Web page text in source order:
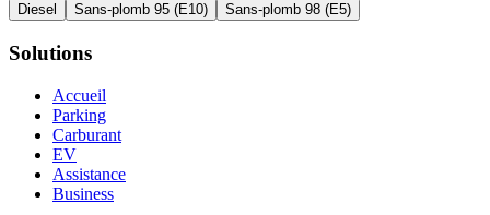
Diesel Sans-plomb 95 (E10) Sans-plomb 98 (E5)
Solutions
Accueil
Parking
Carburant
EV
Assistance
Business